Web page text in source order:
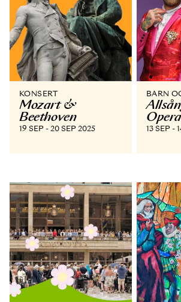
KONSERT
Mozart &
Beethoven
19 SEP - 20 SEP 2025
BARN
13 SEP -